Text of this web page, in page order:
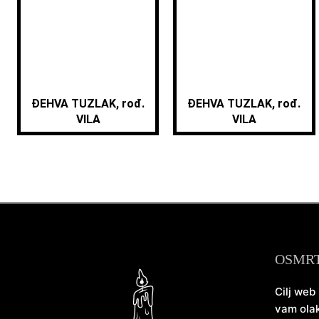
ĐEHVA TUZLAK, rođ.
VILA
ĐEHVA TUZLAK, rođ.
VILA
Cilj web
vam